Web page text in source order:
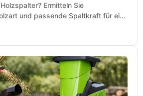
Ermitteln Sie
und passende Spaltkraft für eine